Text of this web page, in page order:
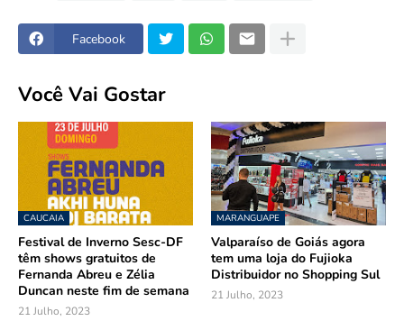
Facebook
Você Vai Gostar
CAUCAIA
Festival de Inverno Sesc-DF
têm shows gratuitos de
Fernanda Abreu e Zélia
Duncan neste fim de semana
21 Julho, 2023
MARANGUAPE
Valparaíso de Goiás agora
tem uma loja do Fujioka
Distribuidor no Shopping Sul
21 Julho, 2023